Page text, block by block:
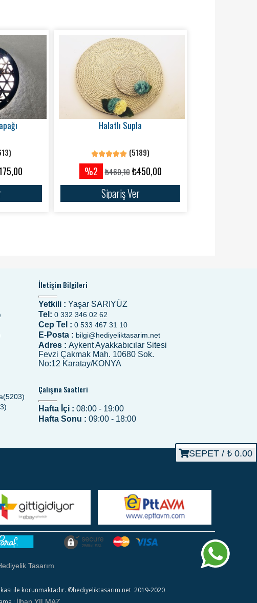
SEPET / ₺ 0.00
Halatlı Supla
(5189)
%2 ₺460,10₺450,00
Sipariş Ver
İletişim Bilgileri
Yetkili : Yaşar SARIYÜZ
Tel: 0 332 346 02 62
Cep Tel : 0 533 467 31 10
E-Posta : bilgi@hediyeliktasarim.net
Adres : Aykent Ayakkabıcılar Sitesi
Fevzi Çakmak Mah. 10680 Sok.
No:12 Karatay/KONYA
Çalışma Saatleri
Hafta İçi : 08:00 - 19:00
Hafta Sonu : 09:00 - 18:00
Tasarım
ile korunmaktadır. ©hediyeliktasarim.net 2019-2020